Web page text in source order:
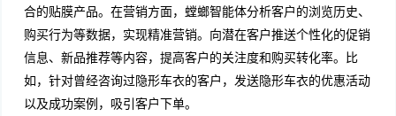
合的贴膜产品。在营销方面，螳螂智能体分析客户的浏览历史、
购买行为等数据，实现精准营销。向潜在客户推送个性化的促销
信息、新品推荐等内容，提高客户的关注度和购买转化率。比
如，针对曾经咨询过隐形车衣的客户，发送隐形车衣的优惠活动
以及成功案例，吸引客户下单。